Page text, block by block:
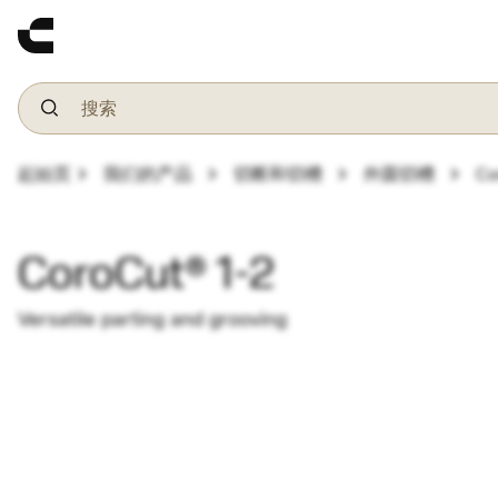
起始页 chevron_right 我们的产品 chevron_right 切断和切槽 chevron_right 外圆切槽 chevron_right
CoroCut® 1-2
Versatile parting and grooving